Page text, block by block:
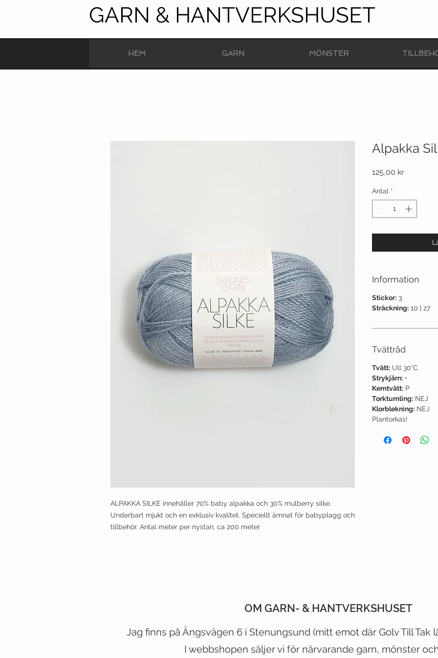
GARN & HANTVERKSHUSET
HEM GARN MÖNSTER
ALPAKKA SILKE innehåller 70% baby alpakka och 30% mulberry silke.
Underbart mjukt och en exklusiv kvalitet. Speciellt ämnat för babyplagg och
tillbehör. Antal meter per nystan, ca 200 meter
Alpakka
125,00 krPris
Antal *
Information
Stickor: 3
Sträckning: 10 | 27
Tvättråd
Tvätt: Ull 30°C
Strykjärn: •
Kemtvätt: P
Torktumling: NEJ
Klorblekning: NEJ
Plantorkas!
CUSTOMER CARE
Shipping Policy >
VESTE
VIST OUR STORE
500 Terry Francois Street
OM GARN- & HANTVERKSHUSET
Jag finns på Ängsvägen 6 i Stenungsund (mitt emot där Golv Till Tak
I webbshopen säljer vi för närvarande garn, mönster